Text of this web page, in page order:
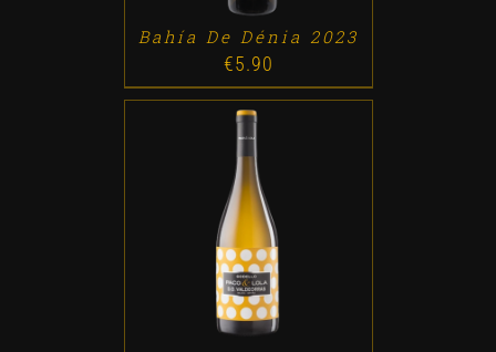
Bahía De Dénia 2023
€5.90
ADD TO CART /